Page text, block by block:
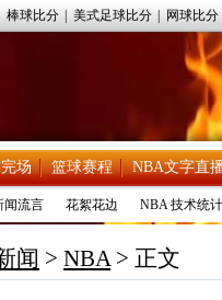
棒球比分 美式足球比分 网球比分
场 篮球赛程 NBA文字直
闻流言 花絮花边 NBA 技术统计
闻 > NBA> 正文